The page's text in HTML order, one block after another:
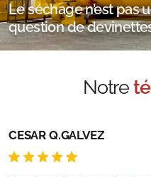
Le séchage n’est pas
question de
Notre
CESAR Q.GALVEZ